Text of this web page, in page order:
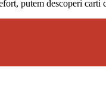
putem descoperi